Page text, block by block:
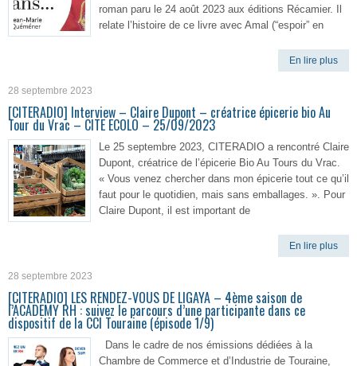
roman paru le 24 août 2023 aux éditions Récamier. Il
relate l’histoire de ce livre avec Amal (“espoir” en
En lire plus
28 septembre 2023
[CITERADIO] Interview – Claire Dupont – créatrice épicerie bio Au
Tour du Vrac – CITE ECOLO – 25/09/2023
Le 25 septembre 2023, CITERADIO a rencontré Claire
Dupont, créatrice de l’épicerie Bio Au Tours du Vrac.
« Vous venez chercher dans mon épicerie tout ce qu’il
faut pour le quotidien, mais sans emballages. ». Pour
Claire Dupont, il est important de
En lire plus
28 septembre 2023
[CITERADIO] LES RENDEZ-VOUS DE LIGAYA – 4ème saison de
l’ACADEMY RH : suivez le parcours d’une participante dans ce
dispositif de la CCI Touraine (épisode 1/9)
Dans le cadre de nos émissions dédiées à la
Chambre de Commerce et d’Industrie de Touraine,